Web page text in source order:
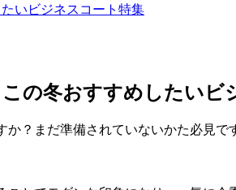
いビジネスコート特集
の冬おすすめしたいビ
？まだ準備されていないかた必見